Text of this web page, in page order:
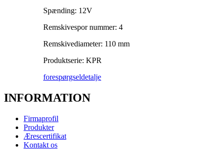
Spænding: 12V
Remskivespor nummer: 4
Remskivediameter: 110 mm
Produktserie: KPR
forespørgseldetalje
INFORMATION
Firmaprofil
Produkter
Ærescertifikat
Kontakt os